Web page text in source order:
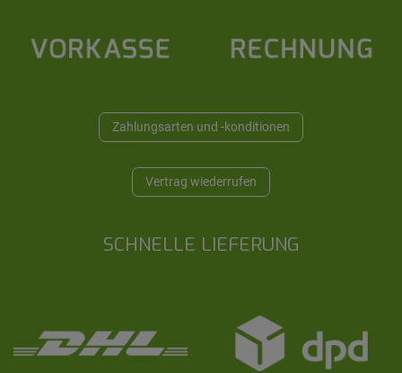
Zahlungsarten und -konditionen
Vertrag wiederrufen
SCHNELLE LIEFERUNG